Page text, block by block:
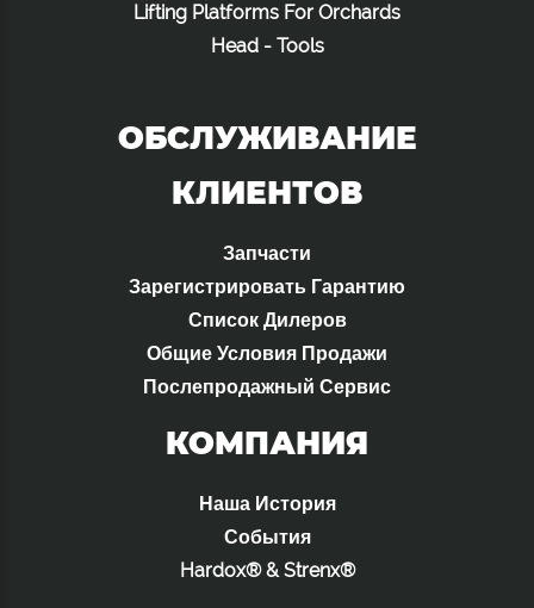
Lifting Platforms For Orchards
Head - Tools
ОБСЛУЖИВАНИЕ
КЛИЕНТОВ
Запчасти
Зарегистрировать Гарантию
Список Дилеров
Общие Условия Продажи
Послепродажный Сервис
КОМПАНИЯ
Наша История
События
Hardox® & Strenx®